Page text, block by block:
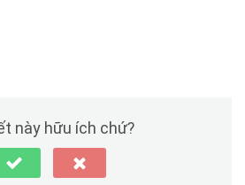
này hữu ích chứ?